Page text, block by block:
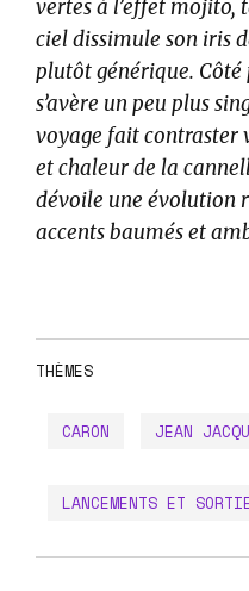
vertes à l’effet mojito,
ciel dissimule son iris
plutôt générique.
s’avère un peu plus
voyage fait contraster
et chaleur de la
dévoile une évolution
accents baumés et
THÈMES
CARON JEAN
LANCEMENTS ET